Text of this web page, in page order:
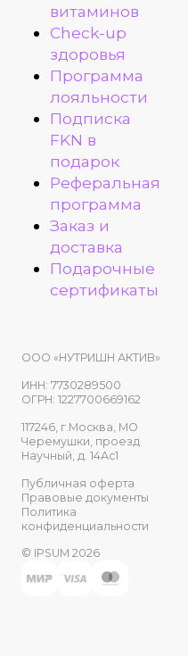
витаминов
Check-up
здоровья
Программа
лояльности
Подписка
FKN в
подарок
Реферальная
программа
Заказ и
доставка
Подарочные
сертификаты
ООО «НУТРИШН АКТИВ»
ИНН: 7730289500
ОГРН: 1227700669162
117246, г.Москва, МО
Черемушки, проезд
Научный, д. 14Ас1
Публичная оферта
Правовые документы
Политика
конфиденциальности
© IPSUM 2026